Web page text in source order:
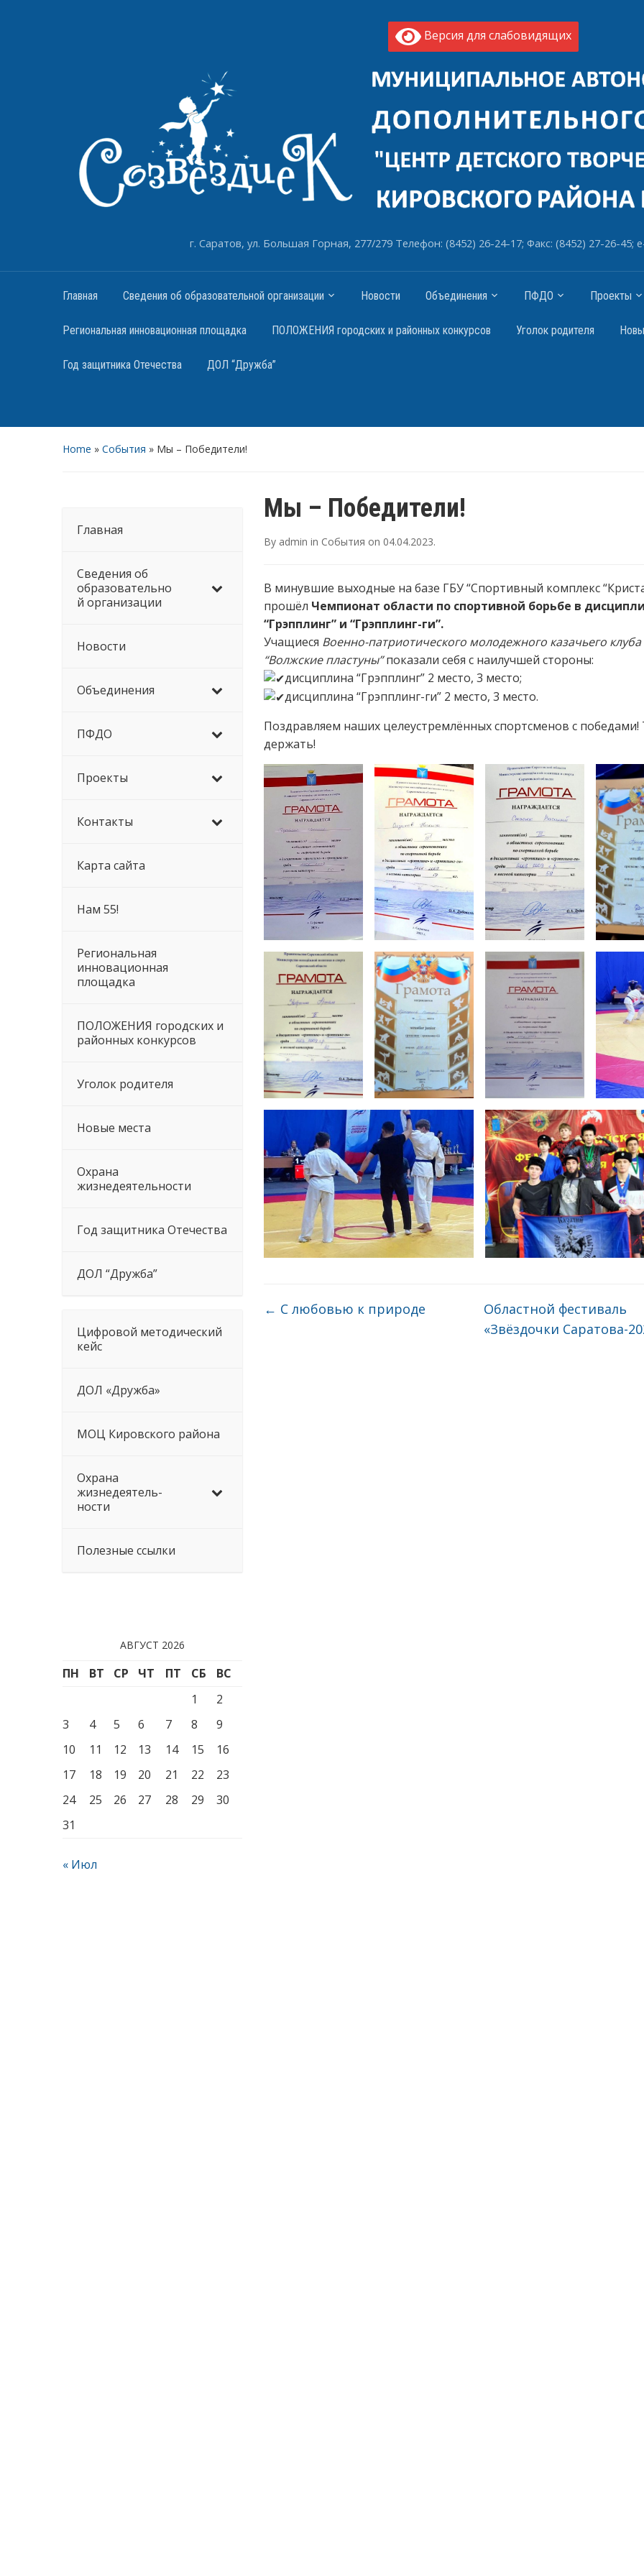
Версия для слабовидящих
г. Саратов, ул. Большая Горная, 277/279 Телефон: (8452) 26-24-17; Факс: (8452) 27-26-45;
Главная Сведения об образовательной организации Новости Объединения ПФДО Проекты
Региональная инновационная площадка ПОЛОЖЕНИЯ городских и районных конкурсов Уголок родителя
Год защитника Отечества ДОЛ “Дружба”
Home » События » Мы – Победители!
Главная
Сведения об
образовательно
й организации
Новости
Объединения
ПФДО
Проекты
Контакты
Карта сайта
Нам 55!
Региональная
инновационная
площадка
ПОЛОЖЕНИЯ городских и
районных конкурсов
Уголок родителя
Новые места
Охрана
жизнедеятельности
Год защитника Отечества
ДОЛ “Дружба”
Цифровой методический
кейс
ДОЛ «Дружба»
МОЦ Кировского района
Охрана
жизнедеятель-
ности
Полезные ссылки
АВГУСТ 2026
ПН ВТ СР ЧТ ПТ СБ
ВС
1
2
3
4 5 6 7 8
9
10
11 12 13 14 15
16
17
18 19 20 21 22
23
24
25 26 27 28 29
30
31
« Июл
Мы – Победители!
By admin in События on 04.04.2023.
В минувшие выходные на базе ГБУ “Спортивный комплекс
прошёл Чемпионат области по спортивной борьбе в
“Грэпплинг” и “Грэпплинг-ги”.
Учащиеся Военно-патриотического молодежного казачьего клуба
“Волжские пластуны”показали себя с наилучшей стороны:
дисциплина “Грэпплинг” 2 место, 3 место;
дисциплина “Грэпплинг-ги” 2 место, 3 место.
Поздравляем наших целеустремлённых спортсменов с победами!
держать!
← С любовью к природе
Областной фестиваль
«Звёздочки Саратова-